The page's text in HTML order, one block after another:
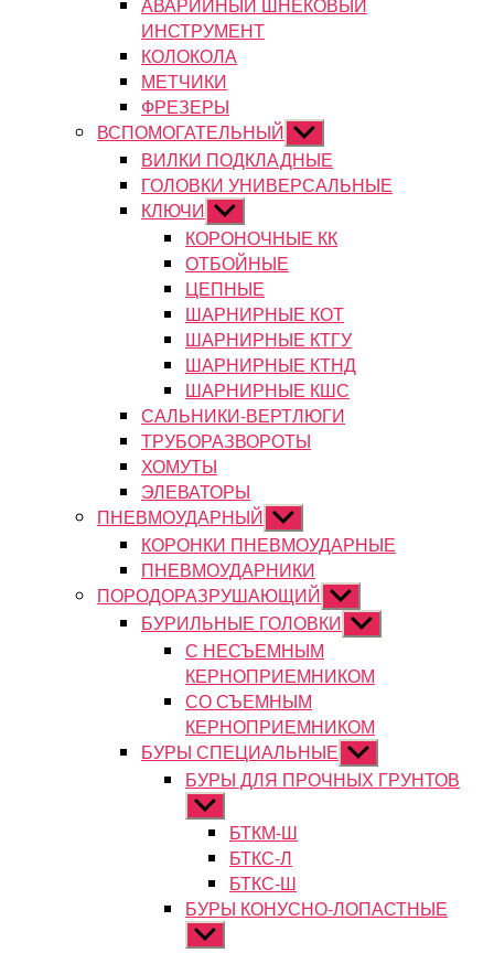
ИНСТРУМЕНТ
КОЛОКОЛА
МЕТЧИКИ
ФРЕЗЕРЫ
ВСПОМОГАТЕЛЬНЫЙ Показывать
подменю
ВИЛКИ ПОДКЛАДНЫЕ
ГОЛОВКИ УНИВЕРСАЛЬНЫЕ
КЛЮЧИ Показывать
подменю
КОРОНОЧНЫЕ КК
ОТБОЙНЫЕ
ЦЕПНЫЕ
ШАРНИРНЫЕ КОТ
ШАРНИРНЫЕ КТГУ
ШАРНИРНЫЕ КТНД
ШАРНИРНЫЕ КШС
САЛЬНИКИ-ВЕРТЛЮГИ
ТРУБОРАЗВОРОТЫ
ХОМУТЫ
ЭЛЕВАТОРЫ
ПНЕВМОУДАРНЫЙ Показывать
подменю
КОРОНКИ ПНЕВМОУДАРНЫЕ
ПНЕВМОУДАРНИКИ
ПОРОДОРАЗРУШАЮЩИЙ Показывать
подменю
БУРИЛЬНЫЕ ГОЛОВКИ Показывать
подменю
С НЕСЪЕМНЫМ
КЕРНОПРИЕМНИКОМ
СО СЪЕМНЫМ
КЕРНОПРИЕМНИКОМ
БУРЫ СПЕЦИАЛЬНЫЕ Показывать
подменю
БУРЫ ДЛЯ ПРОЧНЫХ ГРУНТОВ
Показывать
подменюБТКМ-Ш
БТКС-Л
БТКС-Ш
БУРЫ КОНУСНО-ЛОПАСТНЫЕ
Показывать